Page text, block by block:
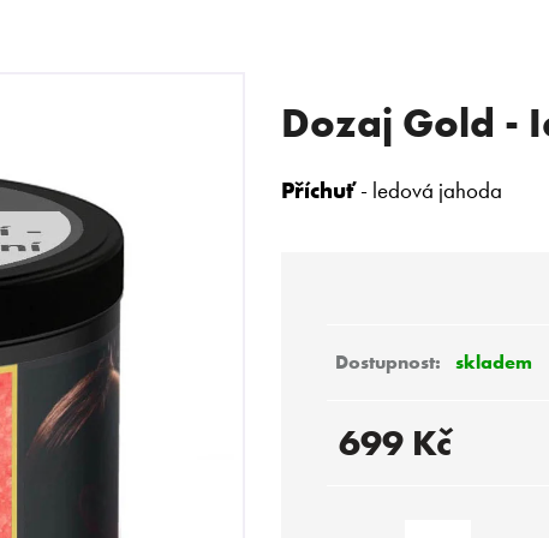
Dozaj Gold -
Příchuť- ledová jahoda
skladem
699 Kč
POTŘEBUJETE NAJÍT?
Doporučujeme